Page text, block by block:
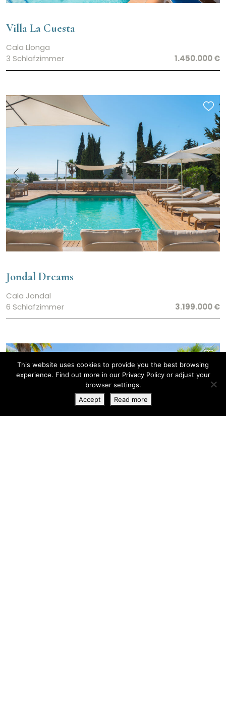
Villa La Cuesta
Cala Llonga
3 Schlafzimmer
1.450.000 €
Jondal Dreams
Cala Jondal
6 Schlafzimmer
3.199.000 €
This website uses cookies to provide you the best browsing
experience. Find out more in our Privacy Policyor adjust your
browser settings.
Accept
Read more